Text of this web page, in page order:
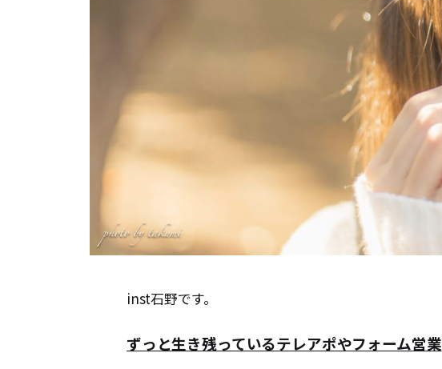
inst石野です。
ずっと生き残っているテレアポやフォーム営業